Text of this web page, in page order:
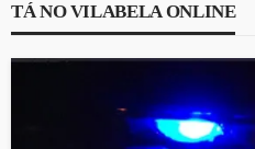
TÁ NO VILABELA ONLINE